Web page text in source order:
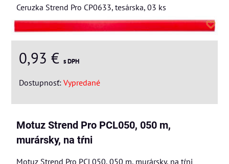
Ceruzka Strend Pro CP0633, tesárska, 03 ks
0,93 € s DPH
Dostupnosť: Vypredané
Motuz Strend Pro PCL050, 050 m,
murársky, na tŕni
Motuz Strend Pro PCL050, 050 m, murársky, na tŕni